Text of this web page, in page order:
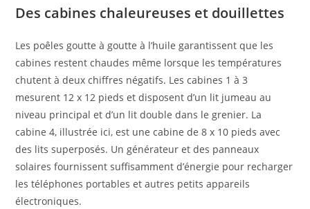
Des cabines chaleureuses et douillettes
Les poêles goutte à goutte à l’huile garantissent que les
cabines restent chaudes même lorsque les températures
chutent à deux chiffres négatifs. Les cabines 1 à 3
mesurent 12 x 12 pieds et disposent d’un lit jumeau au
niveau principal et d’un lit double dans le grenier. La
cabine 4, illustrée ici, est une cabine de 8 x 10 pieds avec
des lits superposés. Un générateur et des panneaux
solaires fournissent suffisamment d’énergie pour recharger
les téléphones portables et autres petits appareils
électroniques.